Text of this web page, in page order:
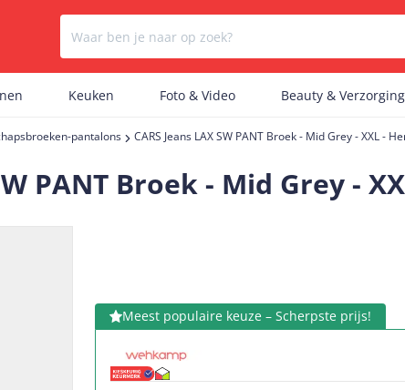
Er zijn geen categorieën
Er zijn geen artikelen
Keuken Foto & Video Beauty & Verzorging
pantalons CARS Jeans LAX SW PANT Broek - Mid Grey - XXL -
PANT Broek - Mid Grey -
Meest populaire keuze – Scherpste prijs!
Bekijk product